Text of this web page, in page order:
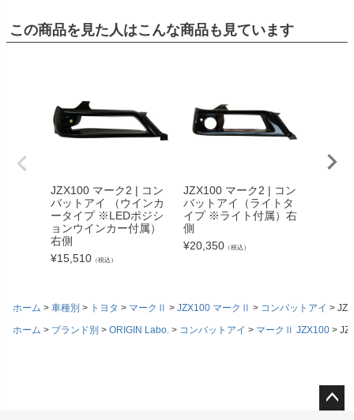
この商品を見た人はこんな商品も見ています
JZX100 マーク2 | コン
バットアイ （ウインカ
ータイプ ※LEDポジシ
ョンウインカー付属）
右側
¥15,510 （税込）
JZX100 マーク2 | コン
バットアイ（ライトタ
イプ ※ライト付属）右
側
¥20,350 （税込）
ホーム 車種別 トヨタ マークⅡ JZX100 マークⅡ コンバットアイ
ホーム
ブランド別 ORIGIN Labo. コンバットアイ マークⅡ JZX100